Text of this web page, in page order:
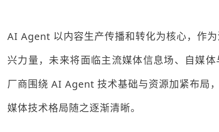
AI Agent 以内容生产传播和转化为核心，作
兴力量，未来将面临主流媒体信息场、自媒
厂商围绕 AI Agent 技术基础与资源加紧布局
媒体技术格局随之逐渐清晰。